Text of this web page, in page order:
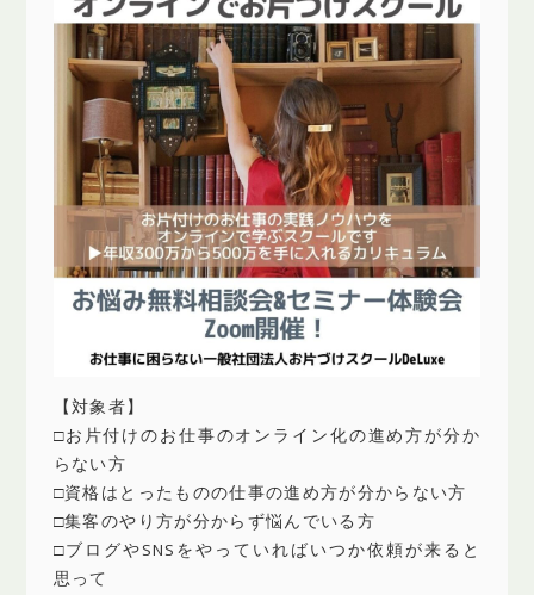
【対象者】
□お片付けのお仕事のオンライン化の進め方が分か
らない方
□資格はとったものの仕事の進め方が分からない方
□集客のやり方が分からず悩んでいる方
□ブログやSNSをやっていればいつか依頼が来ると
思って